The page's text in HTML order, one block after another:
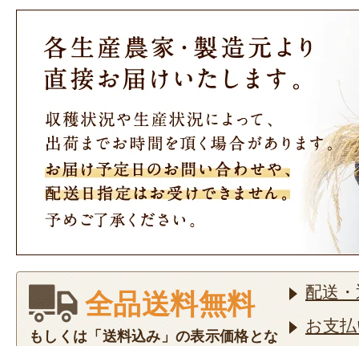
全品送料無料
もしくは「送料込み」の表示価格とな
配送
お支